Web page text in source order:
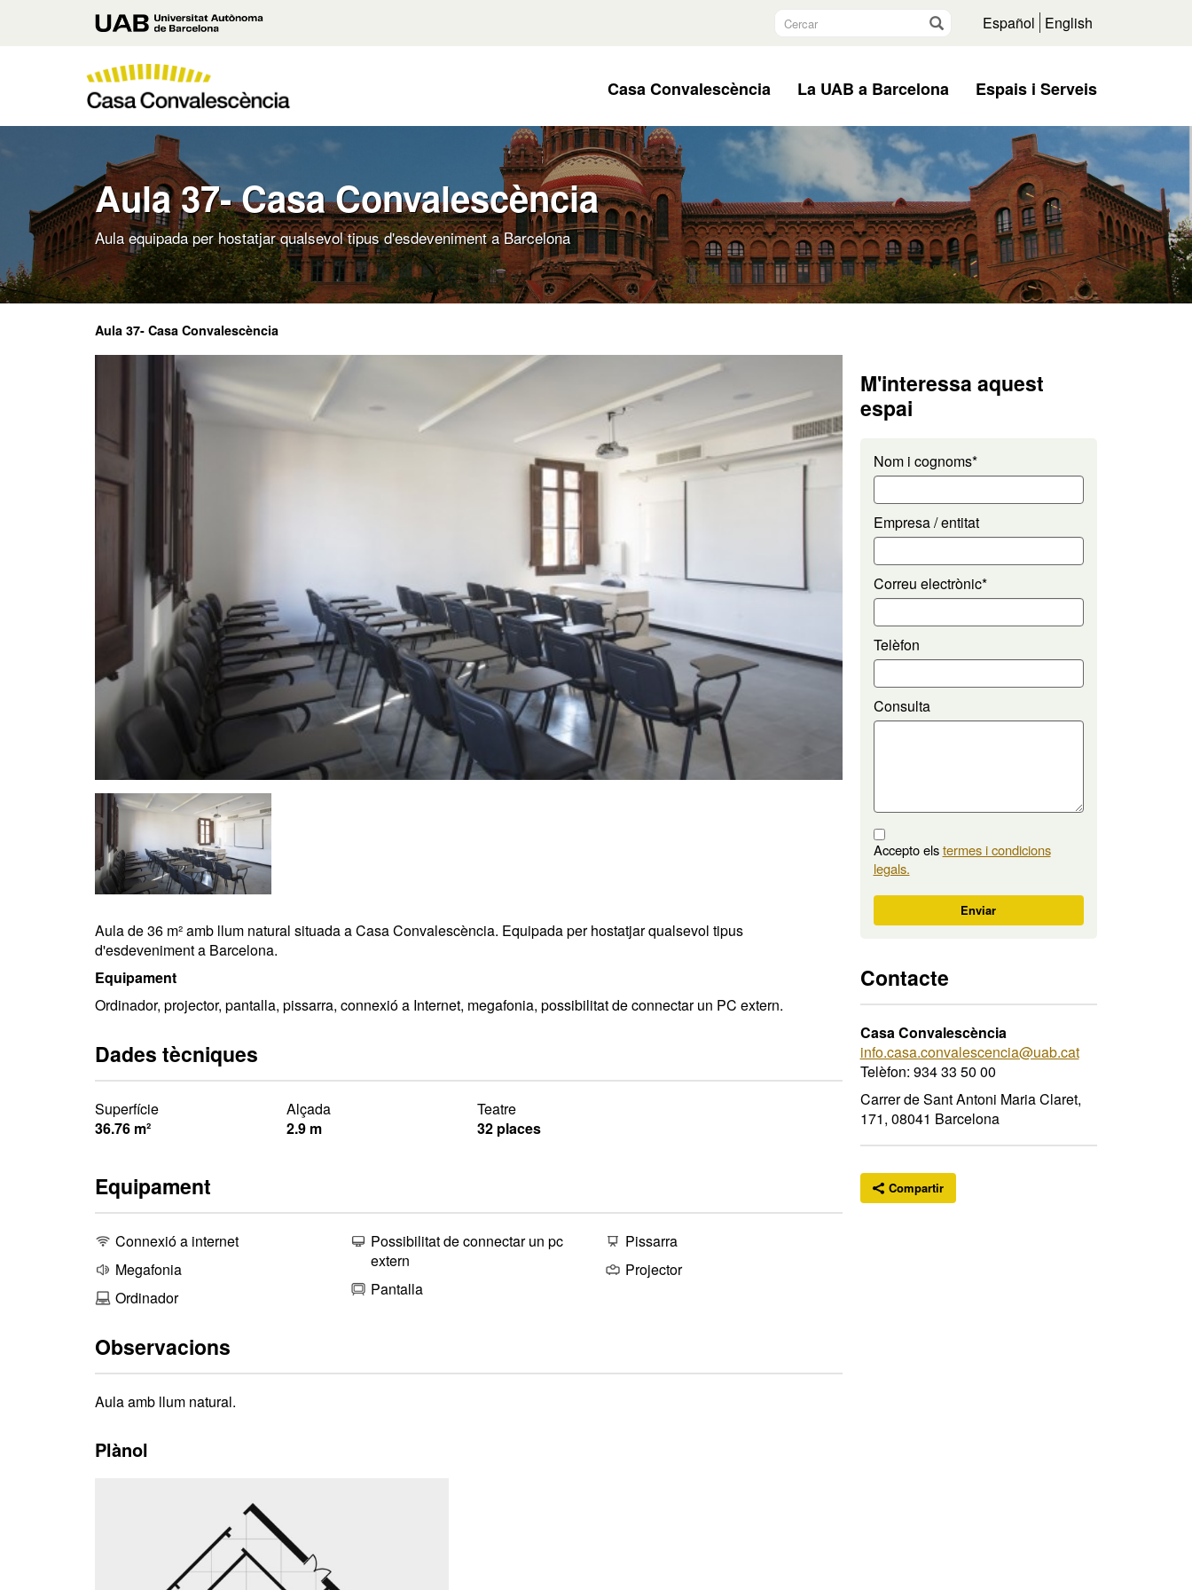
Universitat
de
Barcelona
Cercar Español English
UAB
Casa Convalescència La UAB a Barcelona Espais i Serveis
Aula 37- Casa Convalescència
Aula equipada per hostatjar qualsevol tipus d'esdeveniment a Barcelona
Aula 37- Casa Convalescència
Aula de 36 m² amb llum natural situada a Casa Convalescència. Equipada per hostatjar qualsevol tipus
d'esdeveniment a Barcelona.
Equipament
Ordinador, projector, pantalla, pissarra, connexió a Internet, megafonia, possibilitat de connectar un PC extern.
Dades tècniques
Superfície
36.76 m²
Alçada
2.9 m
Teatre
32 places
Equipament
Connexió a internet
Megafonia
Ordinador
Possibilitat de connectar un pc
extern
Pantalla
Pissarra
Projector
Observacions
Aula amb llum natural.
Plànol
M'interessa aquest
espai
Nom i cognoms*
Empresa / entitat
Correu electrònic*
Telèfon
Consulta
Accepto elstermes i condicions
legals.
M'interessa Enviar
Contacte
Casa Convalescència
info.casa.convalescencia@uab.cat
Telèfon: 934 33 50 00
Carrer de Sant Antoni Maria Claret,
171, 08041 Barcelona
Compartir